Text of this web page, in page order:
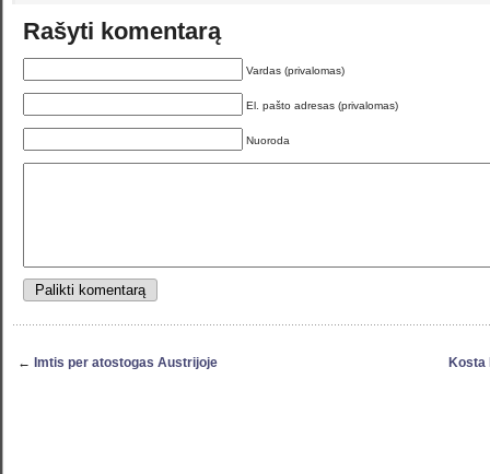
Rašyti komentarą
Vardas (privalomas)
El. pašto adresas (privalomas)
Nuoroda
← Imtis per atostogas Austrijoje Kosta